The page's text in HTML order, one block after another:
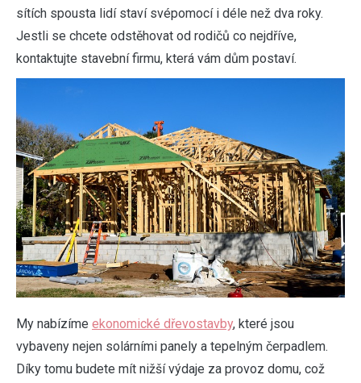
sítích spousta lidí staví svépomocí i déle než dva roky.
Jestli se chcete odstěhovat od rodičů co nejdříve,
kontaktujte stavební firmu, která vám dům postaví.
My nabízíme ekonomické dřevostavby, které jsou
vybaveny nejen solárními panely a tepelným čerpadlem.
Díky tomu budete mít nižší výdaje za provoz domu, což